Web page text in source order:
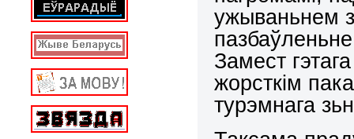
ужываньнем
Замест
жорсткім
турэмнага